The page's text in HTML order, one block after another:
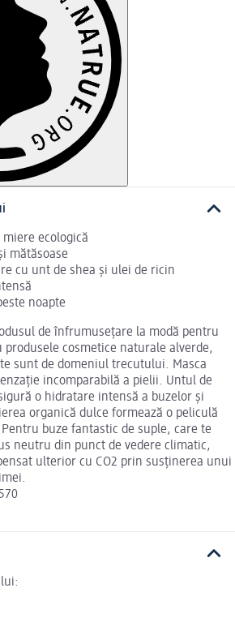
miere ecologică
mătăsoase
cu unt de shea și ulei de ricin
noapte
de înfrumusețare la modă pentru
cosmetice naturale alverde,
sunt de domeniul trecutului. Masca
incomparabilă a pielii. Untul de
o hidratare intensă a buzelor și
organică dulce formează o peliculă
buze fantastic de suple, care te
neutru din punct de vedere climatic,
ulterior cu CO2 prin susținerea unui